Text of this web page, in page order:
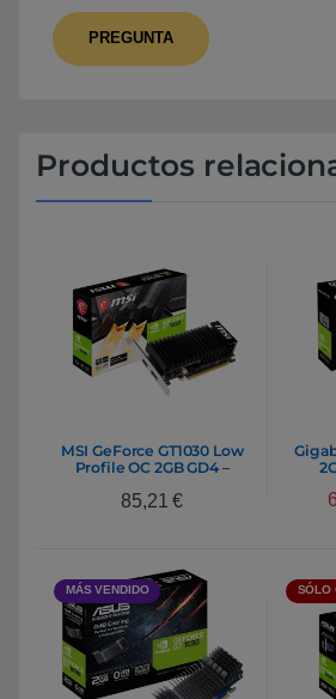
Productos
MSI GeForce GT1030 Low
Profile OC 2GB GD4 –
85,21€
MÁS VENDIDO SÓLO